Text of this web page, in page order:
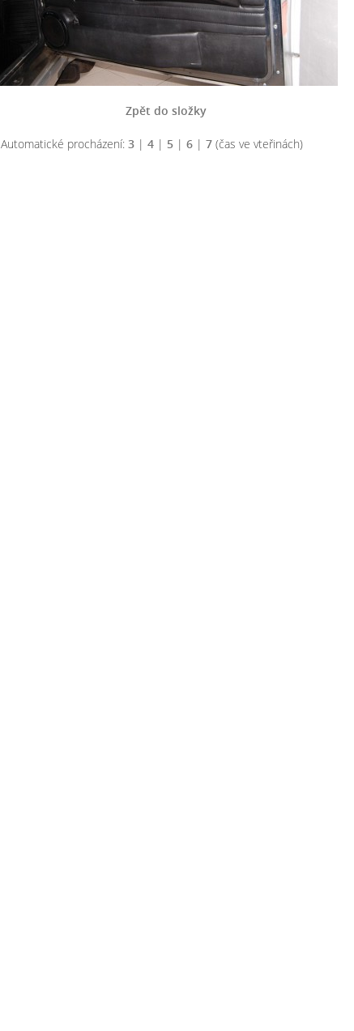
Zpět do složky
Automatické procházení: 3| 4| 5| 6| 7(čas ve vteřinách)